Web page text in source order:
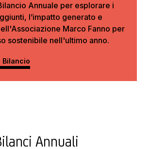
Annuale per esplorare i
l’impatto generato e
Marco Fanno per
sostenibile nell'ultimo anno.
Bilancio
Annuali